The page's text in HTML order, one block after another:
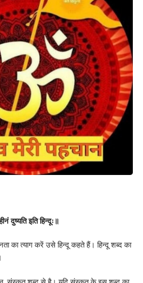
दुष्यति इति हिन्दूः॥
का त्याग करें उसे हिन्दू कहते हैं। हिन्दू शब्द का